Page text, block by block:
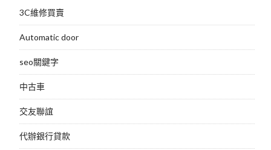
3C維修買賣
Automatic door
seo關鍵字
中古車
交友聯誼
代辦銀行貸款